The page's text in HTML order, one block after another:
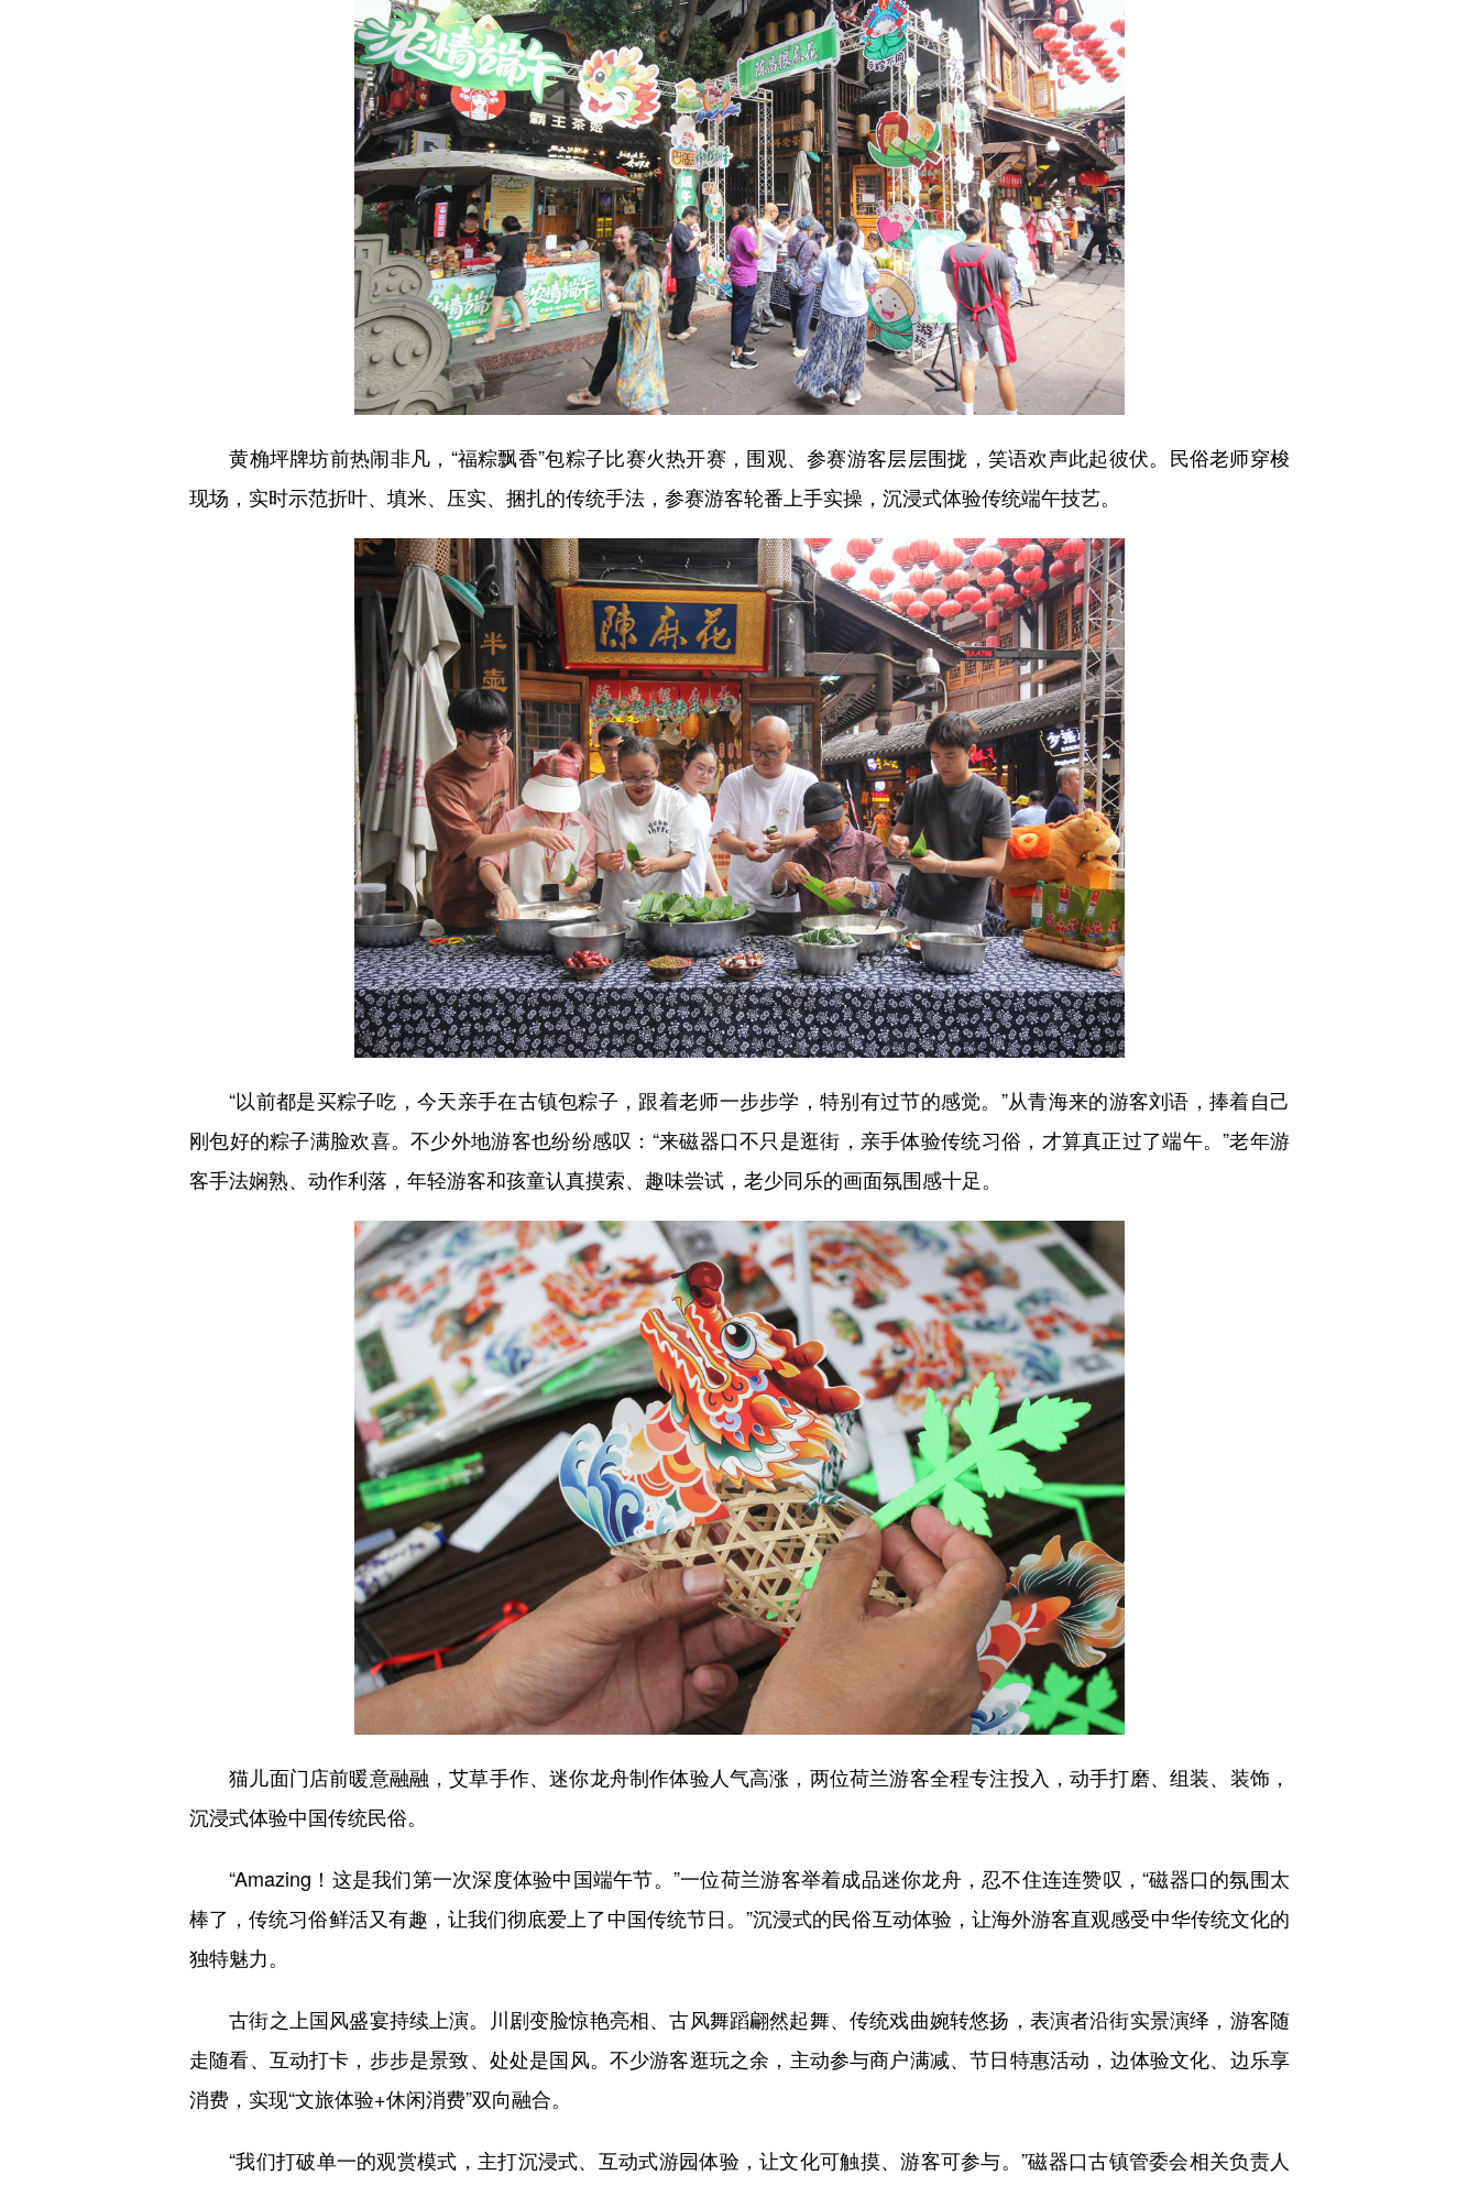
黄桷坪牌坊前热闹非凡，“福粽飘香”包粽子比赛火热开赛，围观、参赛游客层层围拢，笑语欢声此起彼伏。民俗老师穿梭
现场，实时示范折叶、填米、压实、捆扎的传统手法，参赛游客轮番上手实操，沉浸式体验传统端午技艺。
“以前都是买粽子吃，今天亲手在古镇包粽子，跟着老师一步步学，特别有过节的感觉。”从青海来的游客刘语，捧着自己
刚包好的粽子满脸欢喜。不少外地游客也纷纷感叹：“来磁器口不只是逛街，亲手体验传统习俗，才算真正过了端午。”老年游
客手法娴熟、动作利落，年轻游客和孩童认真摸索、趣味尝试，老少同乐的画面氛围感十足。
猫儿面门店前暖意融融，艾草手作、迷你龙舟制作体验人气高涨，两位荷兰游客全程专注投入，动手打磨、组装、装饰，
沉浸式体验中国传统民俗。
“Amazing！这是我们第一次深度体验中国端午节。”一位荷兰游客举着成品迷你龙舟，忍不住连连赞叹，“磁器口的氛围太
棒了，传统习俗鲜活又有趣，让我们彻底爱上了中国传统节日。”沉浸式的民俗互动体验，让海外游客直观感受中华传统文化的
独特魅力。
古街之上国风盛宴持续上演。川剧变脸惊艳亮相、古风舞蹈翩然起舞、传统戏曲婉转悠扬，表演者沿街实景演绎，游客随
走随看、互动打卡，步步是景致、处处是国风。不少游客逛玩之余，主动参与商户满减、节日特惠活动，边体验文化、边乐享
消费，实现“文旅体验+休闲消费”双向融合。
“我们打破单一的观赏模式，主打沉浸式、互动式游园体验，让文化可触摸、游客可参与。”磁器口古镇管委会相关负责人